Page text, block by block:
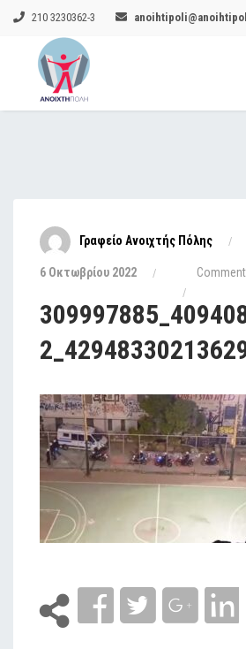
210 3230362-3
Γραφείο Ανοιχτής Πόλης
6 Οκτωβρίου 2022